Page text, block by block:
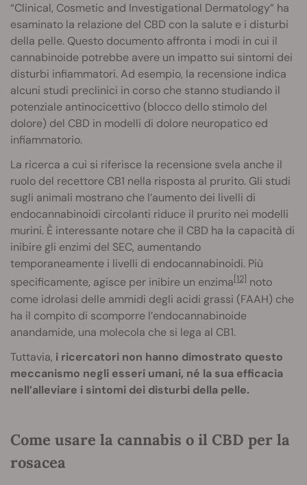
“Clinical, Cosmetic and Investigational Dermatology” ha
esaminato la relazione del CBD con la salute e i disturbi
della pelle. Questo documento affronta i modi in cui il
cannabinoide potrebbe avere un impatto sui sintomi dei
disturbi infiammatori. Ad esempio, la recensione indica
alcuni studi preclinici in corso che stanno studiando il
potenziale antinocicettivo (blocco dello stimolo del
dolore) del CBD in modelli di dolore neuropatico ed
infiammatorio.
La ricerca a cui si riferisce la recensione svela anche il
ruolo del recettore CB1 nella risposta al prurito. Gli studi
sugli animali mostrano che l’aumento dei livelli di
endocannabinoidi circolanti riduce il prurito nei modelli
murini. È interessante notare che il CBD ha la capacità di
inibire gli enzimi del SEC, aumentando
temporaneamente i livelli di endocannabinoidi. Più
specificamente, agisce per inibire un enzima[12] noto
come idrolasi delle ammidi degli acidi grassi (FAAH) che
ha il compito di scomporre l’endocannabinoide
anandamide, una molecola che si lega al CB1.
Tuttavia, i ricercatori non hanno dimostrato questo
meccanismo negli esseri umani, né la sua efficacia
nell’alleviare i sintomi dei disturbi della pelle.
Come usare la cannabis o il CBD per la
rosacea